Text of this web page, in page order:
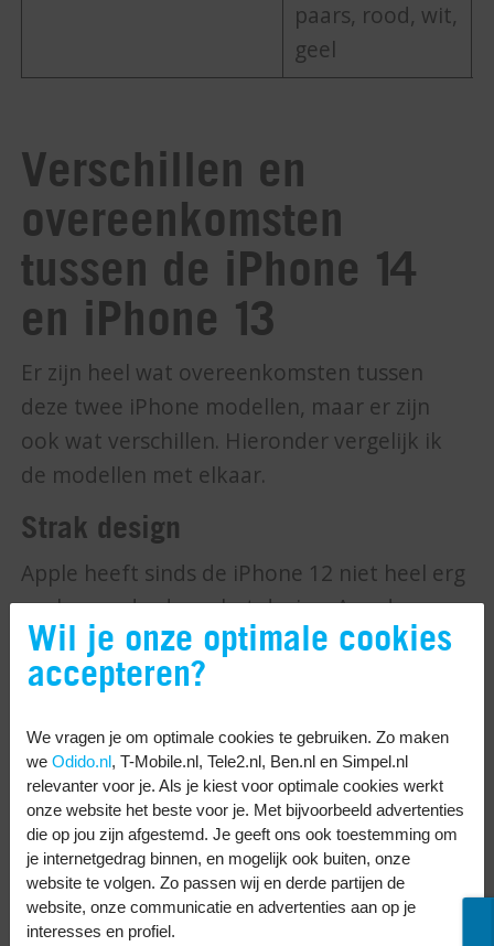
paars, rood, wit,
geel
Verschillen en
overeenkomsten
tussen de iPhone 14
en iPhone 13
Er zijn heel wat overeenkomsten tussen
deze twee iPhone modellen, maar er zijn
ook wat verschillen. Hieronder vergelijk ik
de modellen met elkaar.
Strak design
Apple heeft sinds de iPhone 12 niet heel erg
veel veranderd aan het design. Aan de
buitenkant zijn de iPhone 14 en iPhone 13
hetzelfde. De iPhone 13 is iets dunner, maar
kan voelen, petje af! Het enige verschil zit
hem in de kleur. Beide zijn beschikbaar in
zwart, blauw, wit en rood. De iPhone 14 is er
in de unieke kleuren paars en geel. De
iPhone 13 herken je aan de kleuren groen
en roze.
Wil je onze optimale cookies
accepteren?
We vragen je om optimale cookies te gebruiken. Zo maken
we Odido.nl, T-Mobile.nl, Tele2.nl, Ben.nl en Simpel.nl
relevanter voor je. Als je kiest voor optimale cookies werkt
onze website het beste voor je. Met bijvoorbeeld advertenties
die op jou zijn afgestemd. Je geeft ons ook toestemming om
je internetgedrag binnen, en mogelijk ook buiten, onze
website te volgen. Zo passen wij en derde partijen de
website, onze communicatie en advertenties aan op je
interesses en profiel.